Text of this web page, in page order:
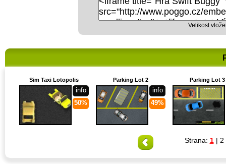
Velikost
Sim Taxi Lotopolis
info
50%
Parking Lot 2
info
49%
Parking Lot 3
Strana: 1| 2